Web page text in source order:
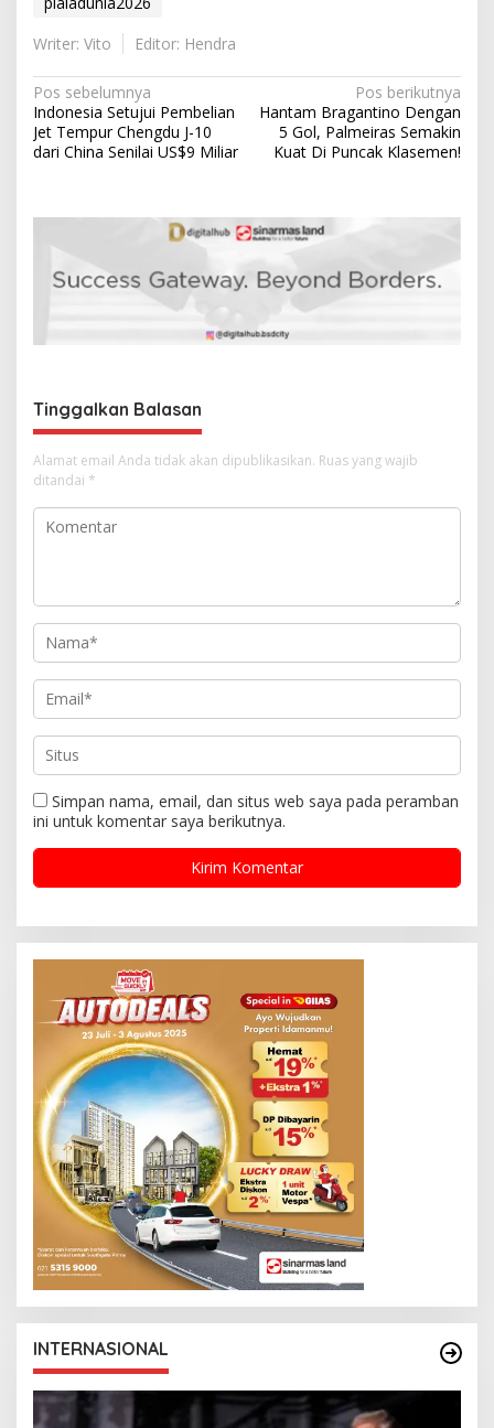
Writer: Vito
Editor: Hendra
N
a
v
g
p
s
Pos sebelumnya
Indonesia Setujui Pembelian
Jet Tempur Chengdu J-10
dari China Senilai US$9 Miliar
Pos berikutnya
Hantam Bragantino Dengan
5 Gol, Palmeiras Semakin
Kuat Di Puncak Klasemen!
Tinggalkan Balasan
Alamat email Anda tidak akan dipublikasikan. Ruas yang wajib
ditandai *
Simpan nama, email, dan situs web saya pada peramban
ini untuk komentar saya berikutnya.
INTERNASIONAL